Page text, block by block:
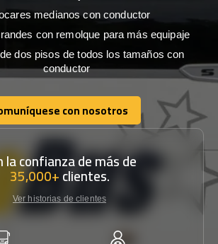
medianos con conductor
con remolque para más equipaje
dos pisos de todos los tamaños con
conductor
con nosotros
con nosotros
la confianza de más de
35,000+clientes.
Ver historias de clientes